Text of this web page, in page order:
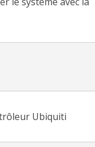
Ubiquiti